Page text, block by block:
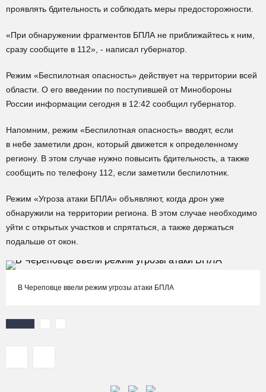
проявлять бдительность и соблюдать меры предосторожности.
«При обнаружении фрагментов БПЛА не приближайтесь к ним,
сразу сообщите в 112», - написал губернатор.
Режим «Беспилотная опасность» действует на территории всей
области. О его введении по поступившей от Минобороны
России информации сегодня в 12:42 сообщил губернатор.
Напомним, режим «Беспилотная опасность» вводят, если
в небе заметили дрон, который движется к определенному
региону. В этом случае нужно повысить бдительность, а также
сообщить по телефону 112, если заметили беспилотник.
Режим «Угроза атаки БПЛА» объявляют, когда дрон уже
обнаружили на территории региона. В этом случае необходимо
уйти с открытых участков и спрятаться, а также держаться
подальше от окон.
В Череповце ввели режим угрозы атаки БПЛА